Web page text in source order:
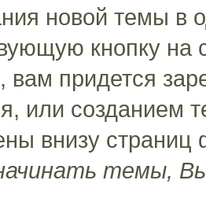
новой темы в
кнопку
придется
или созданием
внизу
темы,